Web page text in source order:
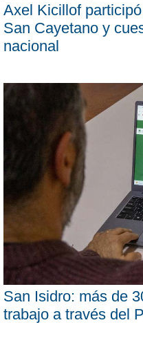
Axel Kicillof
San Cayetano y
nacional
San Isidro: más de
trabajo a través del